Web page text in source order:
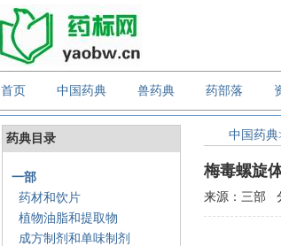
首页 中国药典 兽药典 药部落
药典目录
一部
药材和饮片
植物油脂和提取物
成方制剂和单味制剂
中国药典
梅毒螺旋
来源：三部